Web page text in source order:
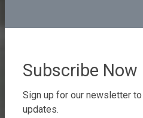
Subscribe Now
Sign up for our newsletter
updates.